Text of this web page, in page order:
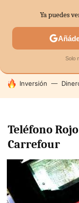
SECTORES
HOY SE HABLA DE
Inversión
Teléfono
Carrefour
Ya puedes
Solo